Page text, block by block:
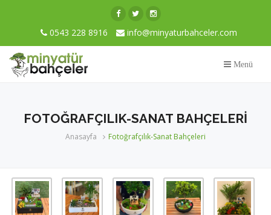
0543 228 8916 info@minyaturbahceler.com
Menü
FOTOĞRAFÇILIK-SANAT BAHÇELERI
Anasayfa Fotoğrafçılık-Sanat Bahçeleri